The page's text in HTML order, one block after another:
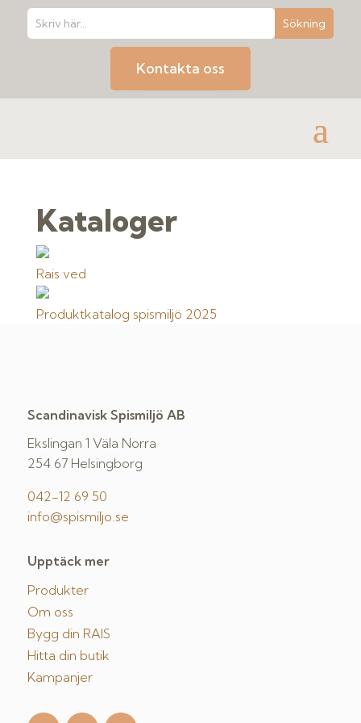
Kontakta oss
Kataloger
Rais ved
Produktkatalog spismiljö 2025
Scandinavisk Spismiljö AB
Ekslingan 1 Väla Norra
254 67 Helsingborg
042-12 69 50
info@spismiljo.se
Upptäck mer
Produkter
Om oss
Bygg din RAIS
Hitta din butik
Kampanjer